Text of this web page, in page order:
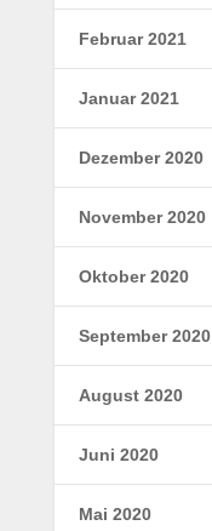
Februar 2021
Januar 2021
Dezember 2020
November 2020
Oktober 2020
September 2020
August 2020
Juni 2020
Mai 2020